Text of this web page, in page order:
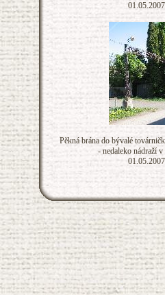
01.05.2007
Pěkná brána do bývalé
- nedaleko nádraží
01.05.2007